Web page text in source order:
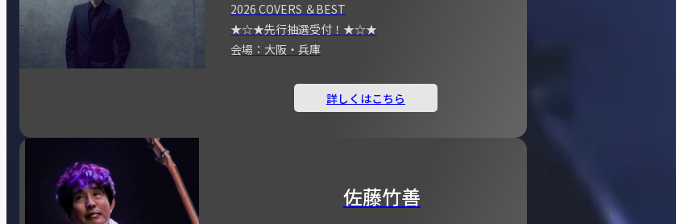
2026 COVERS ＆BEST
★☆★先行抽選受付！★☆★
会場：大阪・兵庫
詳しくはこちら
佐藤竹善